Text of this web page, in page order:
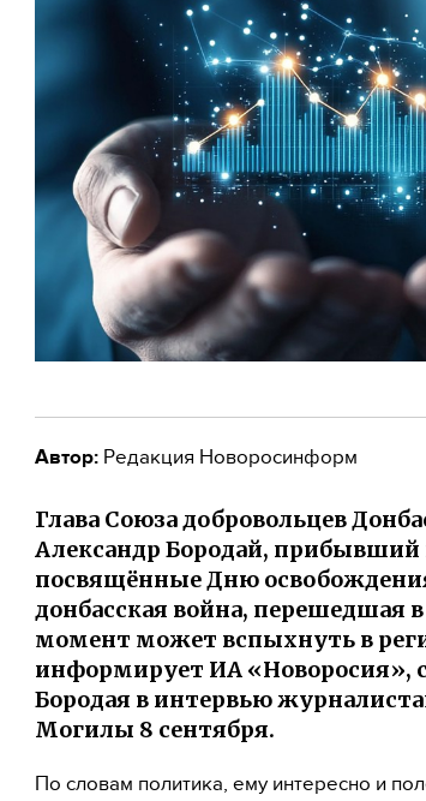
Автор: Редакция Новоросинформ
Глава Союза добровольцев
Александр Бородай, прибывший
посвящённые Дню освобождения
донбасская война, перешедшая
момент может вспыхнуть в
информирует ИА «Новоросия»,
Бородая в интервью
Могилы 8 сентября.
По словам политика, ему интересно и